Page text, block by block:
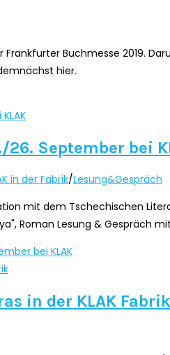
Buchmesse 2019.
hier.
September bei
in der Fabrik/Lesung&Gespräch
mit dem Tschechischen
Roman Lesung & Gespräch
bei KLAK
in der KLAK Fabrik